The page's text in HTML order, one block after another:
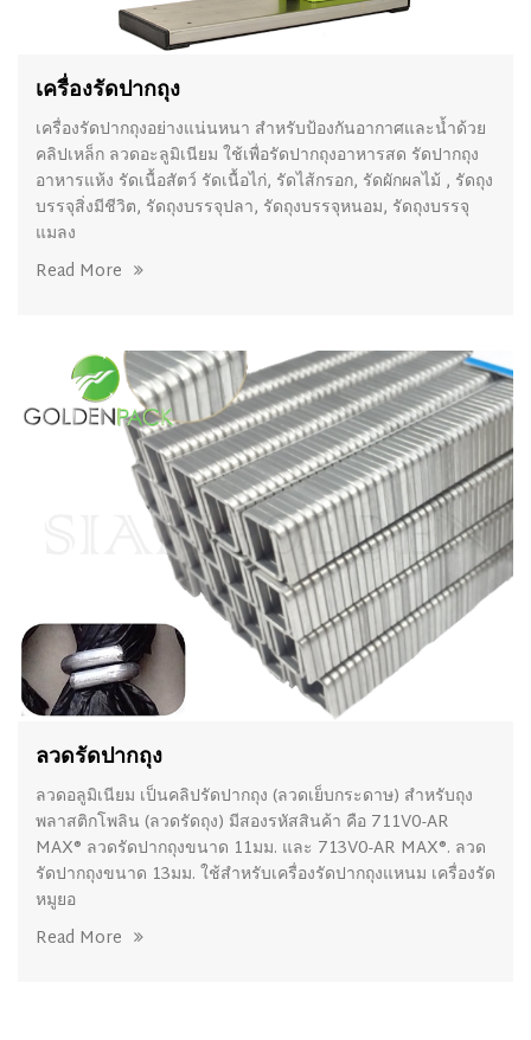
เครื่องรัดปากถุง
เครื่องรัดปากถุงอย่างแน่นหนา สำหรับป้องกันอากาศและน้ำด้วย
คลิปเหล็ก ลวดอะลูมิเนียม ใช้เพื่อรัดปากถุงอาหารสด รัดปากถุง
อาหารแห้ง รัดเนื้อสัตว์ รัดเนื้อไก่, รัดไส้กรอก, รัดผักผลไม้ , รัดถุง
บรรจุสิ่งมีชีวิต, รัดถุงบรรจุปลา, รัดถุงบรรจุหนอม, รัดถุงบรรจุ
แมลง
Read More
ลวดรัดปากถุง
ลวดอลูมิเนียม เป็นคลิปรัดปากถุง (ลวดเย็บกระดาษ) สำหรับถุง
พลาสติกโพลิน (ลวดรัดถุง) มีสองรหัสสินค้า คือ 711V0-AR
MAX® ลวดรัดปากถุงขนาด 11มม. และ 713V0-AR MAX®. ลวด
รัดปากถุงขนาด 13มม. ใช้สำหรับเครื่องรัดปากถุงแหนม เครื่องรัด
หมูยอ
Read More